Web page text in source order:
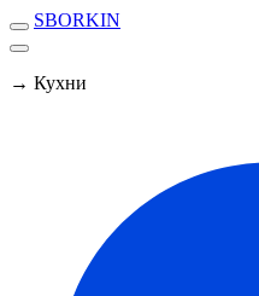
SBORKIN
→ Кухни